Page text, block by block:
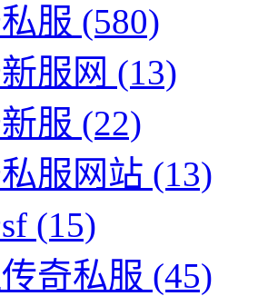
服 (580)
服网 (13)
服 (22)
服网站 (13)
(15)
奇私服 (45)